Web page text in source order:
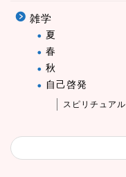
雑学
夏
春
秋
自己啓発
スピリチュアル